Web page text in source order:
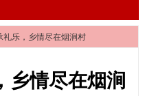
乐，乡情尽在烟涧村
乡情尽在烟涧